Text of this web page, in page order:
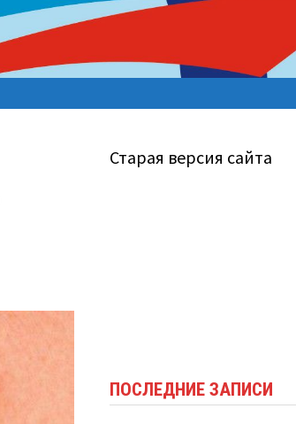
Старая версия сайта
ПОСЛЕДНИЕ ЗАПИСИ